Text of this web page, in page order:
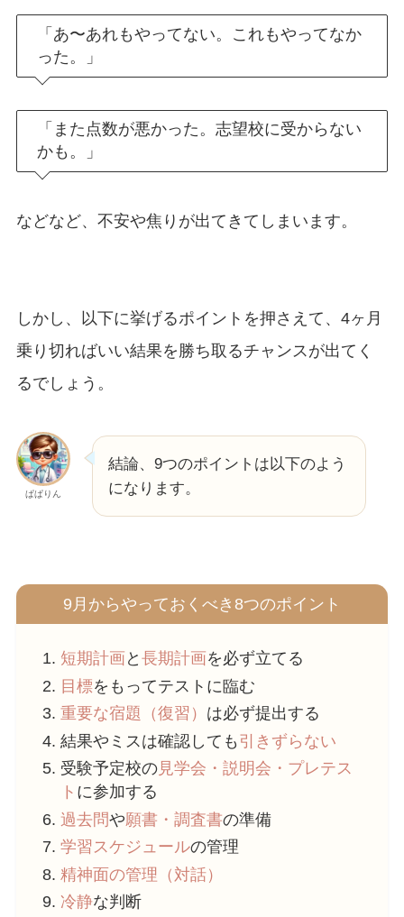
「あ〜あれもやってない。これもやってなか
った。」
「また点数が悪かった。志望校に受からない
かも。」
などなど、不安や焦りが出てきてしまいます。
しかし、以下に挙げるポイントを押さえて、4ヶ月
乗り切ればいい結果を勝ち取るチャンスが出てく
るでしょう。
ぱぱりん
結論、9つのポイントは以下のよう
になります。
9月からやっておくべき8つのポイント
短期計画 と長期計画を必ず立てる
目標をもってテストに臨む
重要な宿題（復習） は必ず提出する
結果やミスは確認しても 引きずらない
受験予定校の見学会・説明会・プレテス
ト に参加する
過去問や願書・調査書の準備
学習スケジュールの管理
精神面の管理（対話）
冷静な判断